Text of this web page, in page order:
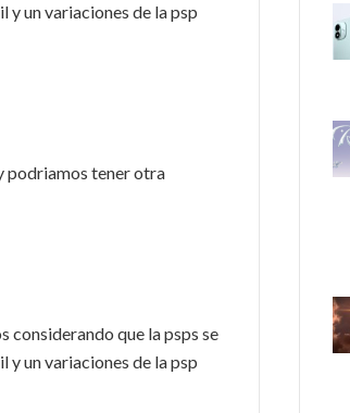
y un variaciones de la psp
podriamos tener otra
considerando que la psps se
y un variaciones de la psp